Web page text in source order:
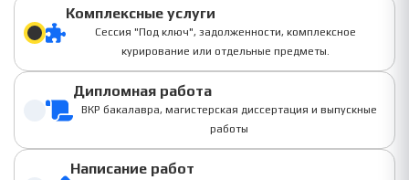
Комплексные услуги
Сессия "Под ключ", задолженности, комплексное
курирование или отдельные предметы.
Дипломная работа
ВКР бакалавра, магистерская диссертация и выпускные
работы
Написание работ